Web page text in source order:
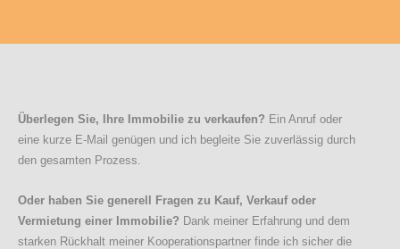
Überlegen Sie, Ihre Immobilie zu verkaufen? Ein Anruf oder
eine kurze E-Mail genügen und ich begleite Sie zuverlässig durch
den gesamten Prozess.
Oder haben Sie generell Fragen zu Kauf, Verkauf oder
Vermietung einer Immobilie? Dank meiner Erfahrung und dem
starken Rückhalt meiner Kooperationspartner finde ich sicher die